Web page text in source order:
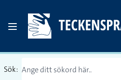
Sök: